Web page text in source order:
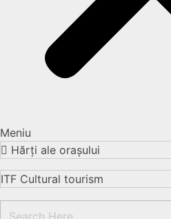
Meniu
Hărți ale orașului
ITF Cultural tourism